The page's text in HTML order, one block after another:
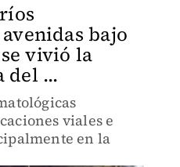
bajo
vivió la
del ...
viales e
en la